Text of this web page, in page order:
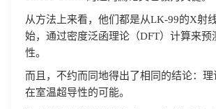
从方法上来看，他们都是从LK-99的X射
始，通过密度泛函理论（DFT）计算来预
性。
而且，不约而同地得出了相同的结论：
在室温超导性的可能。